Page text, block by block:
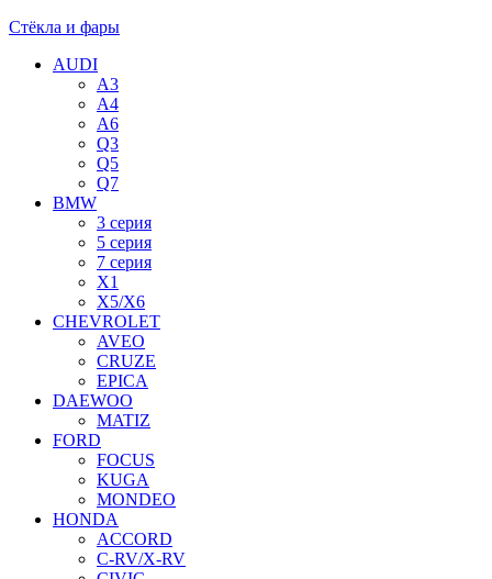
Стёкла и фары
AUDI
A3
A4
A6
Q3
Q5
Q7
BMW
3 серия
5 серия
7 серия
X1
X5/X6
CHEVROLET
AVEO
CRUZE
EPICA
DAEWOO
MATIZ
FORD
FOCUS
KUGA
MONDEO
HONDA
ACCORD
C-RV/X-RV